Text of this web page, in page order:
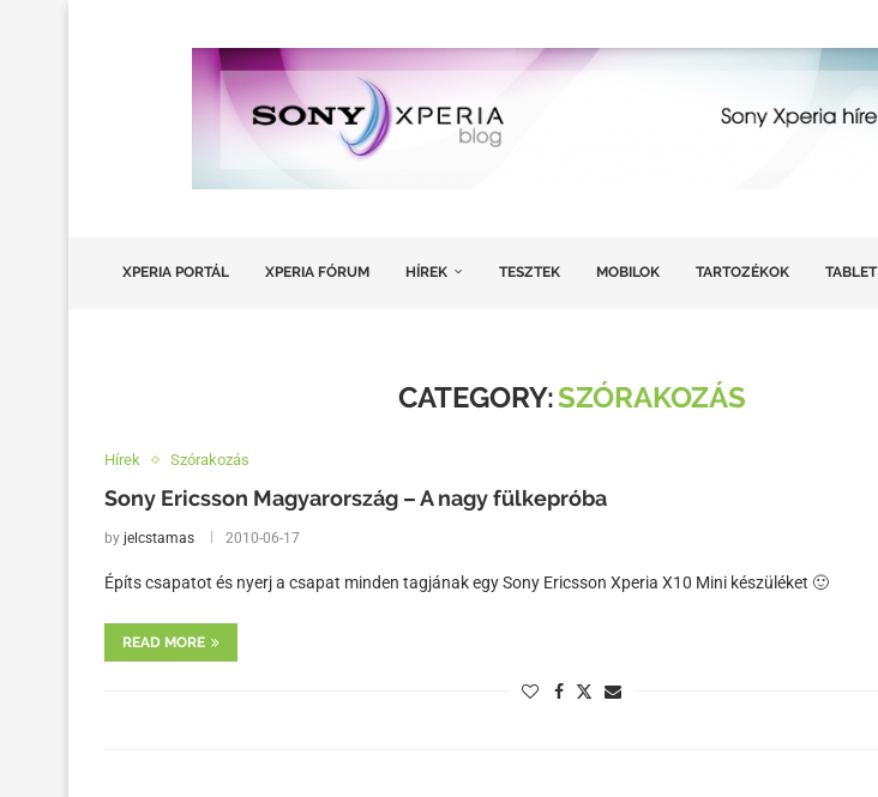
XPERIA PORTÁL XPERIA FÓRUM HÍREK TESZTEK MOBILOK TARTOZÉKOK TABLET
CATEGORY:SZÓRAKOZÁS
Hírek Szórakozás
Sony Ericsson Magyarország – A nagy fülkepróba
by jelcstamas 2010-06-17
Építs csapatot és nyerj a csapat minden tagjának egy Sony Ericsson Xperia X10 Mini készüléket 🙂
READ MORE